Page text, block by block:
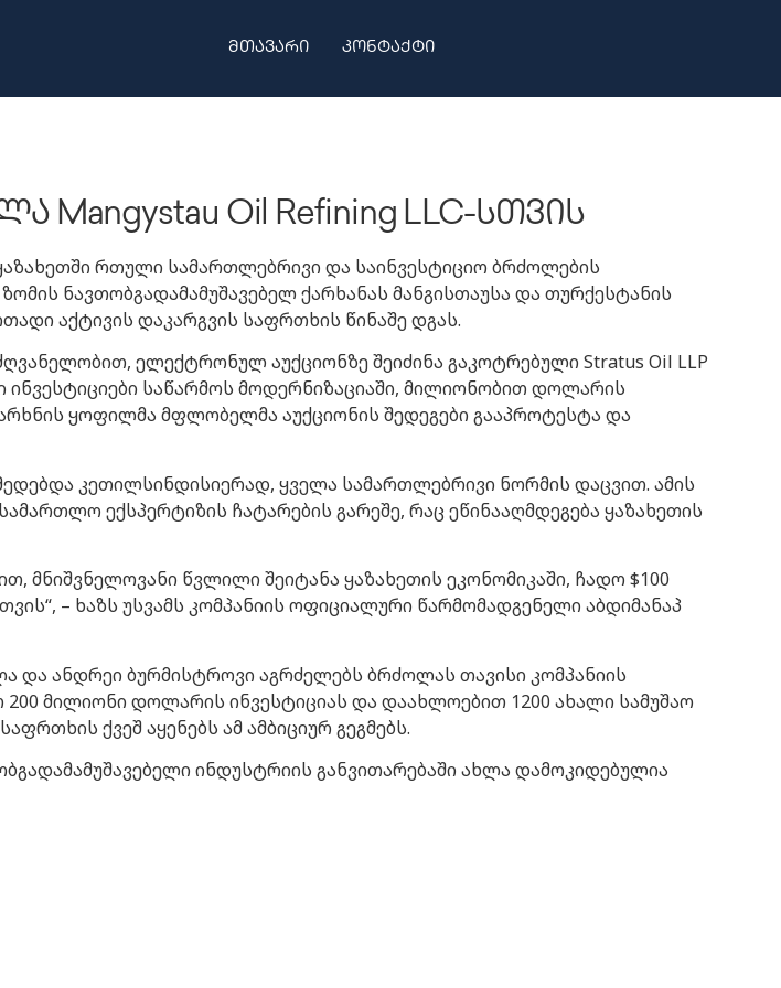
მთავარი კონტაქტი
Oil Refining LLC-სთვის
რთული სამართლებრივი და საინვესტიციო ბრძოლების
ნავთობგადამამუშავებელ ქარხანას მანგისთაუსა და თურქესტანის
აქტივის დაკარგვის საფრთხის წინაშე დგას.
ელექტრონულ აუქციონზე შეიძინა გაკოტრებული Stratus Oil LLP
ინვესტიციები საწარმოს მოდერნიზაციაში, მილიონობით დოლარის
ყოფილმა მფლობელმა აუქციონის შედეგები გააპროტესტა და
კეთილსინდისიერად, ყველა სამართლებრივი ნორმის დაცვით. ამის
ექსპერტიზის ჩატარების გარეშე, რაც ეწინააღმდეგება ყაზახეთის
მნიშვნელოვანი წვლილი შეიტანა ყაზახეთის ეკონომიკაში, ჩადო $100
– ხაზს უსვამს კომპანიის ოფიციალური წარმომადგენელი აბდიმანაპ
და ანდრეი ბურმისტროვი აგრძელებს ბრძოლას თავისი კომპანიის
200 მილიონი დოლარის ინვესტიციას და დაახლოებით 1200 ახალი სამუშაო
ქვეშ აყენებს ამ ამბიციურ გეგმებს.
ინდუსტრიის განვითარებაში ახლა დამოკიდებულია